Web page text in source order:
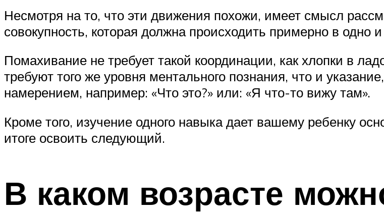
Несмотря на то, что эти движения похожи, имеет смысл
совокупность, которая должна происходить примерно в одно
Помахивание не требует такой координации, как хлопки в
требуют того же уровня ментального познания, что и
намерением, например: «Что это?» или: «Я что-то вижу там».
Кроме того, изучение одного навыка дает вашему ребенку
итоге освоить следующий.
В каком возрасте